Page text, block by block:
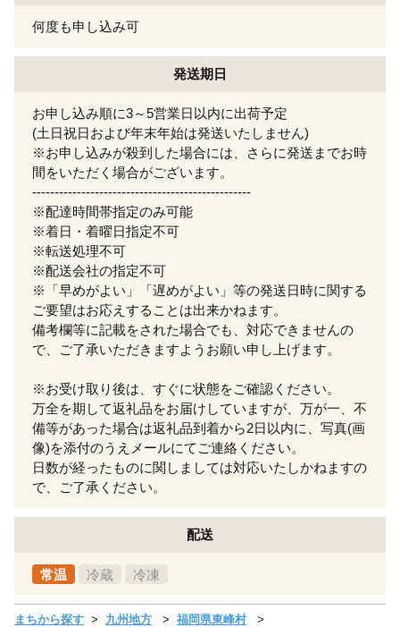
何度も申し込み可
発送期日
お申し込み順に3～5営業日以内に出荷予定
(土日祝日および年末年始は発送いたしません)
※お申し込みが殺到した場合には、さらに発送までお時
間をいただく場合がございます。
-------------------------------------------------
※配達時間帯指定のみ可能
※着日・着曜日指定不可
※転送処理不可
※配送会社の指定不可
※「早めがよい」「遅めがよい」等の発送日時に関する
ご要望はお応えすることは出来かねます。
備考欄等に記載をされた場合でも、対応できませんの
で、ご了承いただきますようお願い申し上げます。
※お受け取り後は、すぐに状態をご確認ください。
万全を期して返礼品をお届けしていますが、万が一、不
備等があった場合は返礼品到着から2日以内に、写真(画
像)を添付のうえメールにてご連絡ください。
日数が経ったものに関しましては対応いたしかねますの
で、ご了承ください。
配送
常温 冷蔵 冷凍
まちから探す 九州地方 福岡県東峰村